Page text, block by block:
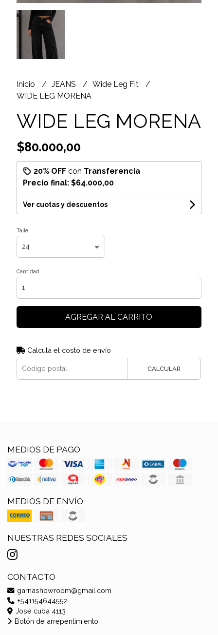
Inicio JEANS
Wide Leg Fit
WIDE LEG MORENA
WIDE LEG MORENA
$80.000,00
20% OFFcon Transferencia
Precio final: $64.000,00
Ver cuotas y descuentos
Talle
Cantidad
AGREGAR AL CARRITO
Calculá el costo de envío
CALCULAR
MEDIOS DE PAGO
MEDIOS DE ENVÍO
NUESTRAS REDES SOCIALES
CONTACTO
garnashowroom@gmail.com
+541154644552
Jose cuba 4113
Botón de arrepentimiento